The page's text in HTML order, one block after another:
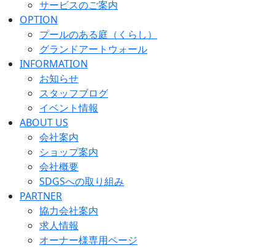
サービスのご案内
OPTION
プールのある庭（くらし）
グランドアートウォール
INFORMATION
お知らせ
スタッフブログ
イベント情報
ABOUT US
会社案内
ショップ案内
会社概要
SDGSへの取り組み
PARTNER
協力会社案内
求人情報
オーナー様専用ページ